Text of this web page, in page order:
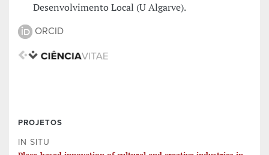
Desenvolvimento Local (U Algarve).
ORCID
PROJETOS
IN SITU